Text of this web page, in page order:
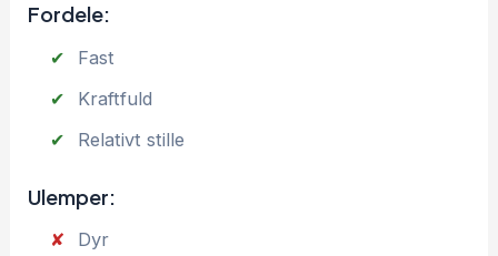
Fordele:
Fast
Kraftfuld
Relativt stille
Ulemper:
Dyr